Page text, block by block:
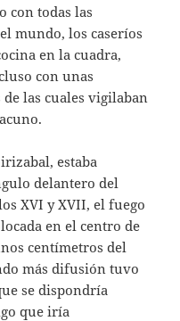
con todas las
mundo, los caseríos
en la cuadra,
con unas
las cuales vigilaban
estaba
delantero del
XVI y XVII, el fuego
en el centro de
centímetros del
más difusión tuvo
se dispondría
que iría